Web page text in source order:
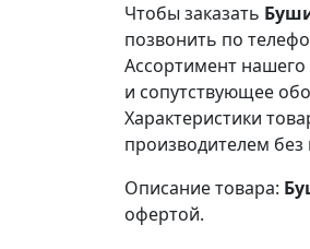
Чтобы заказать
позвонить по
Ассортимент
и сопутствующее
Характеристики
производителем
Описание товара:
офертой.